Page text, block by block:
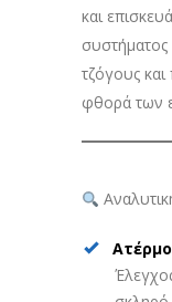
και
τζόγους
φθορά των